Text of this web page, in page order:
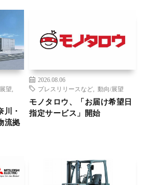
望
川・
流拠
2026.08.06
プレスリリースなど
動向/展望
モノタロウ、「お届け希望日
指定サービス」開始